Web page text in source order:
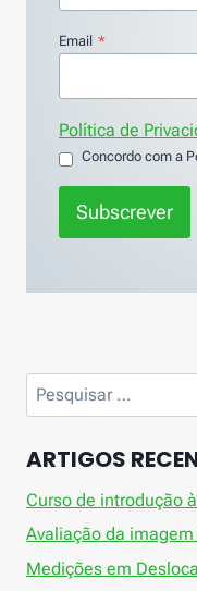
Email *
Política de
Concordo com a
Subscrever
Pesquisar
por:
ARTIGOS
Curso de introdução
Avaliação da
Medições em